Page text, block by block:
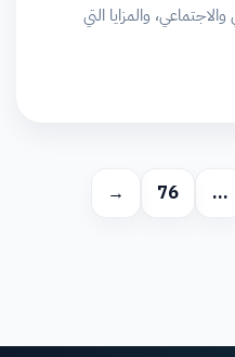
والمزايا التي
…
76
→